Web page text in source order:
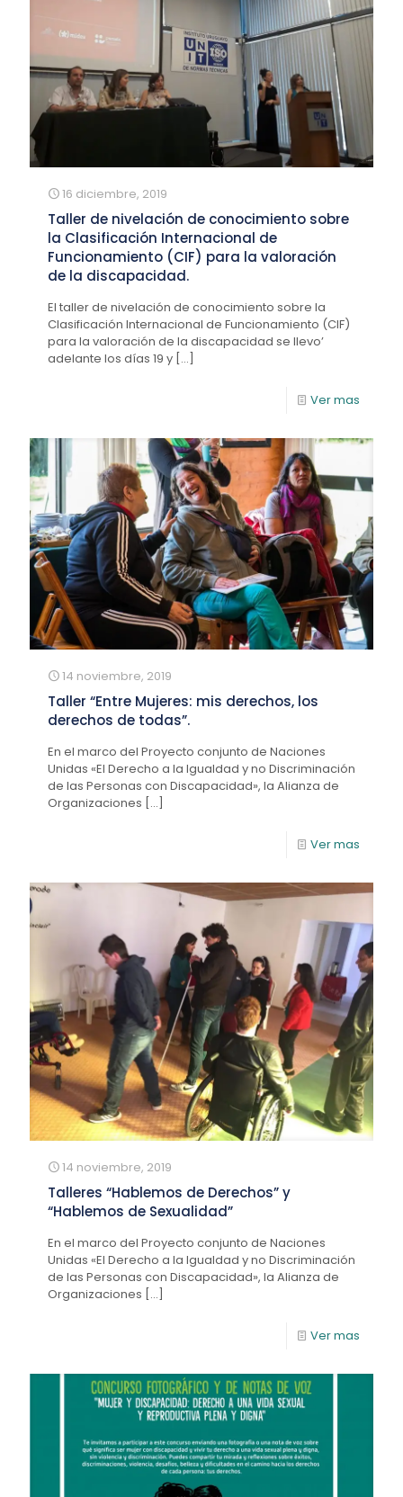
16 diciembre, 2019
Taller de nivelación de conocimiento sobre
la Clasificación Internacional de
Funcionamiento (CIF) para la valoración
de la discapacidad.
El taller de nivelación de conocimiento sobre la
Clasificación Internacional de Funcionamiento (CIF)
para la valoración de la discapacidad se llevo’
adelante los días 19 y […]
Ver mas
14 noviembre, 2019
Taller “Entre Mujeres: mis derechos, los
derechos de todas”.
En el marco del Proyecto conjunto de Naciones
Unidas «El Derecho a la Igualdad y no Discriminación
de las Personas con Discapacidad», la Alianza de
Organizaciones […]
Ver mas
14 noviembre, 2019
Talleres “Hablemos de Derechos” y
“Hablemos de Sexualidad”
En el marco del Proyecto conjunto de Naciones
Unidas «El Derecho a la Igualdad y no Discriminación
de las Personas con Discapacidad», la Alianza de
Organizaciones […]
Ver mas